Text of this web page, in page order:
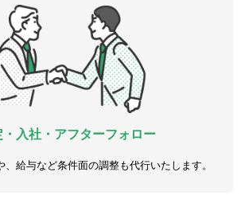
・入社・アフターフォロー
給与など条件面の調整も代行いたします。